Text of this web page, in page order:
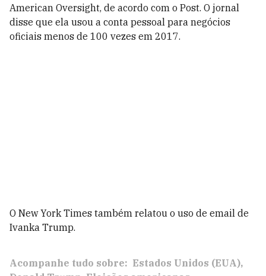
American Oversight, de acordo com o Post. O jornal
disse que ela usou a conta pessoal para negócios
oficiais menos de 100 vezes em 2017.
O New York Times também relatou o uso de email de
Ivanka Trump.
Acompanhe tudo sobre: Estados Unidos (EUA)